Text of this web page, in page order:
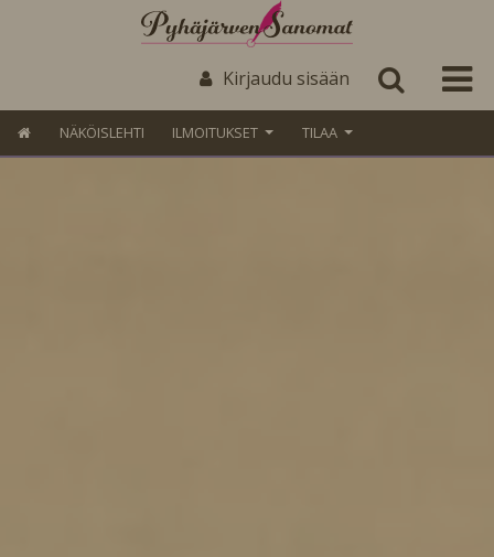
Kirjaudu sisään
NÄKÖISLEHTI ILMOITUKSET TILAA